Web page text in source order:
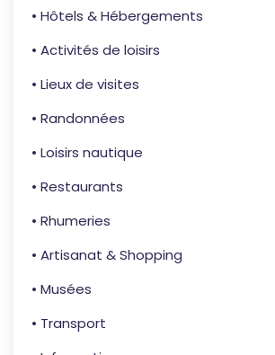
• Hôtels & Hébergements
• Activités de loisirs
• Lieux de visites
• Randonnées
• Loisirs nautique
• Restaurants
• Rhumeries
• Artisanat & Shopping
• Musées
• Transport